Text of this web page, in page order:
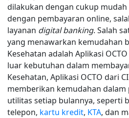
dilakukan dengan cukup
dengan pembayaran online,
layanan digital banking. Salah
yang menawarkan kemudahan
Kesehatan adalah Aplikasi
luar kebutuhan dalam
Kesehatan, Aplikasi OCTO dari
memberikan kemudahan
utilitas setiap bulannya, seperti
telepon, kartu kredit, KTA, dan